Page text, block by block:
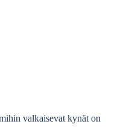
valkaisevat kynät on